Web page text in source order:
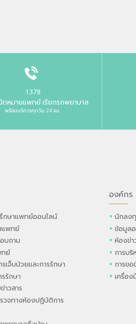
1378
ดหมายแพทย์ เรียกรถพยาบาล
พร้อมบริการทุกวัน 24 ชม.
กษาแพทย์ออนไลน์
แพทย์
บถาม
ทย์
รเจ็บป่วยและการรักษา
รักษา
าวสาร
วจทางห้องปฏิบัติการ
องค์กร
นักลง
ข้อมูล
ห้องข่า
การบริ
การข
เครื่อ